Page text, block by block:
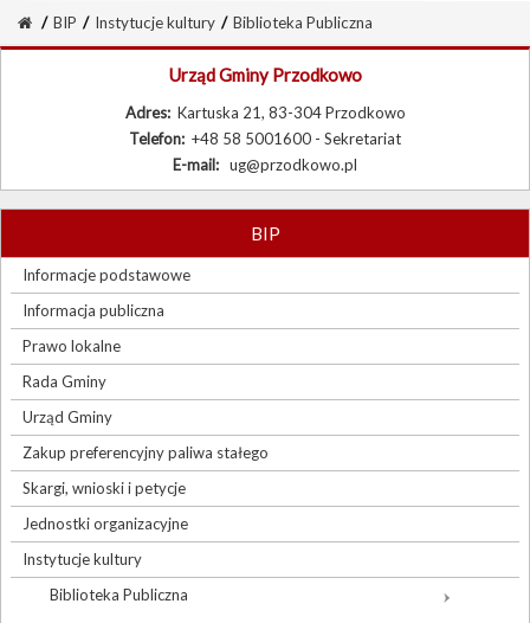
/ BIP / Instytucje kultury / Biblioteka Publiczna
Urząd Gminy Przodkowo
Adres: Kartuska 21, 83-304 Przodkowo
Telefon: +48 58 5001600 - Sekretariat
E-mail: ug@przodkowo.pl
BIP
Informacje podstawowe
Informacja publiczna
Prawo lokalne
Rada Gminy
Urząd Gminy
Zakup preferencyjny paliwa stałego
Skargi, wnioski i petycje
Jednostki organizacyjne
Instytucje kultury
Biblioteka Publiczna